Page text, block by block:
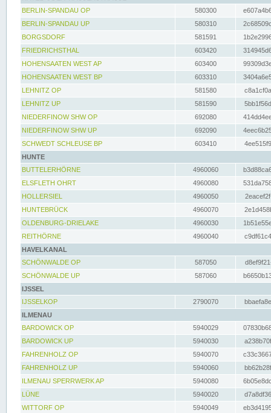
BERLIN-SPANDAU OP
580300
BERLIN-SPANDAU UP
580310
BORGSDORF
581591
FRIEDRICHSTHAL
603420
HOHENSAATEN WEST AP
603400
HOHENSAATEN WEST BP
603310
LEHNITZ OP
581580
LEHNITZ UP
581590
NIEDERFINOW SHW OP
692080
NIEDERFINOW SHW UP
692090
SCHWEDT SCHLEUSE BP
603410
HUNTE
BUTTELERHÖRNE
4960060
ELSFLETH OHRT
4960080
HOLLERSIEL
4960050
HUNTEBRÜCK
4960070
OLDENBURG-DRIELAKE
4960030
REITHÖRNE
4960040
HAVELKANAL
SCHÖNWALDE OP
587050
SCHÖNWALDE UP
587060
IJSSEL
IJSSELKOP
2790070
ILMENAU
BARDOWICK OP
5940029
BARDOWICK UP
5940030
FAHRENHOLZ OP
5940070
FAHRENHOLZ UP
5940060
ILMENAU SPERRWERK AP
5940080
LÜNE
5940020
WITTORF OP
5940049